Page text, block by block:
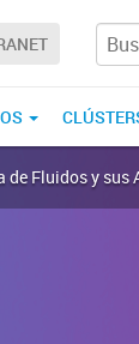
de Fluidos y sus